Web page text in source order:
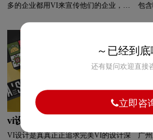
多的企业都用VI来宣传他们的企业，那
样的呢？设计风格就是一般是调研环节
美爱好、热气品类特性和行业的特点，
也会根据企业的理理念和文化去定位品
牌vi的设计风格。
包
内
个
vi设计是什么意思
VI设计是真真正正追求完美VI的设计深
广
～已经到底
还有疑问欢迎直接
立即咨